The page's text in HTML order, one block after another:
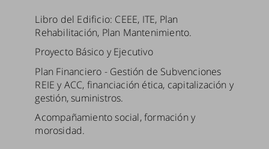
Libro del Edificio: CEEE, ITE, Plan
Rehabilitación, Plan Mantenimiento.
Proyecto Básico y Ejecutivo
Plan Financiero - Gestión de Subvenciones
REIE y ACC, financiación ética, capitalización y
gestión, suministros.
Acompañamiento social, formación y
morosidad.